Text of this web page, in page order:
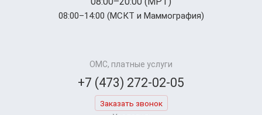
08:00–14:00 (МСКТ и Маммография)
ОМС, платные услуги
+7 (473) 272-02-05
Заказать звонок